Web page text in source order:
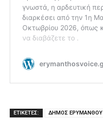
ΕΤΙΚΕΤΕΣ: ΔΗΜΟΣ ΕΡΥΜΑΝΘΟΥ